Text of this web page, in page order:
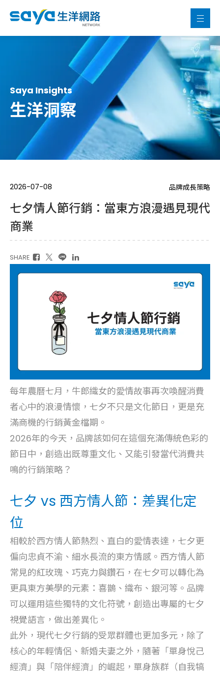
Saya Insights
生洋洞察
2026-07-08 品牌成長策略
七夕情人節行銷：當東方浪漫遇見現代
商業
SHARE
每年農曆七月，牛郎織女的愛情故事再次喚醒消費
者心中的浪漫情懷，七夕不只是文化節日，更是充
滿商機的行銷黃金檔期。
2026年的今天，品牌該如何在這個充滿傳統色彩的
節日中，創造出既尊重文化、又能引發當代消費共
鳴的行銷策略？
七夕 vs 西方情人節：差異化定
位
相較於西方情人節熱烈、直白的愛情表達，七夕更
偏向忠貞不渝、細水長流的東方情感。西方情人節
常見的紅玫瑰、巧克力與鑽石，在七夕可以轉化為
更具東方美學的元素：喜鵲、織布、銀河等。品牌
可以運用這些獨特的文化符號，創造出專屬的七夕
視覺語言，做出差異化。
此外，現代七夕行銷的受眾群體也更加多元，除了
核心的年輕情侶、新婚夫妻之外，隨著「單身悅己
經濟」與「陪伴經濟」的崛起，單身族群（自我犒